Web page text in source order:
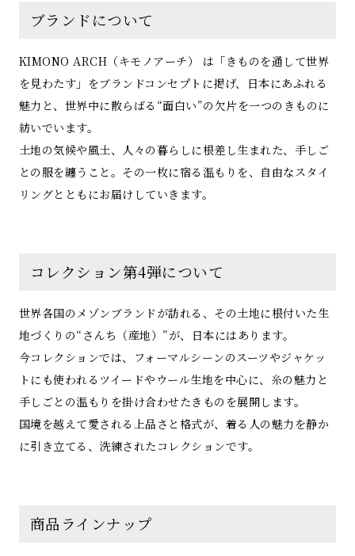
ブランドについて
KIMONO ARCH（キモノアーチ） は「きものを通して世界
を見わたす」をブランドコンセプトに掲げ、日本にあふれる
魅力と、世界中に散らばる“面白い”の欠片を一つのきものに
紡いでいます。
土地の気候や風土、人々の暮らしに根差し生まれた、手しご
との服を纏うこと。その一枚に宿る温もりを、自由なスタイ
リングとともにお届けしていきます。
コレクション第4弾について
世界各国のメゾンブランドが訪れる、その土地に根付いた生
地づくりの“さんち（産地）”が、日本にはあります。
今コレクションでは、フォーマルシーンのスーツやジャケッ
トにも使われるツイードやウール生地を中心に、糸の魅力と
手しごとの温もりを掛け合わせたきものを展開します。
国境を越えて愛される上品さと格式が、着る人の魅力を静か
に引き立てる、洗練されたコレクションです。
商品ラインナップ